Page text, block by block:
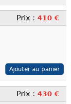
Prix : 410 €
Prix : 430 €